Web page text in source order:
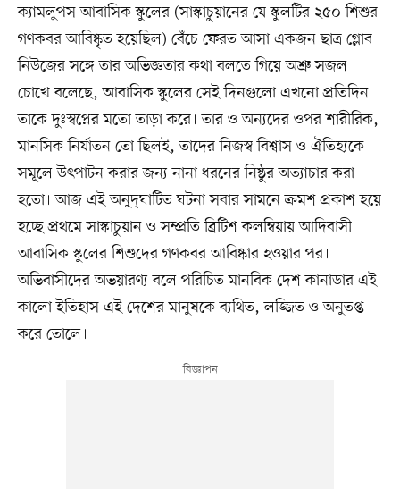
ক্যামলুপস আবাসিক স্কুলের (সাস্কাচুয়ানের যে স্কুলটির ২৫০ শিশুর
গণকবর আবিষ্কৃত হয়েছিল) বেঁচে ফেরত আসা একজন ছাত্র গ্লোব
নিউজের সঙ্গে তার অভিজ্ঞতার কথা বলতে গিয়ে অশ্রু সজল
চোখে বলেছে, আবাসিক স্কুলের সেই দিনগুলো এখনো প্রতিদিন
তাকে দুঃস্বপ্নের মতো তাড়া করে। তার ও অন্যদের ওপর শারীরিক,
মানসিক নির্যাতন তো ছিলই, তাদের নিজস্ব বিশ্বাস ও ঐতিহ্যকে
সমূলে উৎপাটন করার জন্য নানা ধরনের নিষ্ঠুর অত্যাচার করা
হতো। আজ এই অনুদ্‌ঘাটিত ঘটনা সবার সামনে ক্রমশ প্রকাশ হয়ে
হচ্ছে প্রথমে সাস্কাচুয়ান ও সম্প্রতি ব্রিটিশ কলম্বিয়ায় আদিবাসী
আবাসিক স্কুলের শিশুদের গণকবর আবিষ্কার হওয়ার পর।
অভিবাসীদের অভয়ারণ্য বলে পরিচিত মানবিক দেশ কানাডার এই
কালো ইতিহাস এই দেশের মানুষকে ব্যথিত, লজ্জিত ও অনুতপ্ত
করে তোলে।